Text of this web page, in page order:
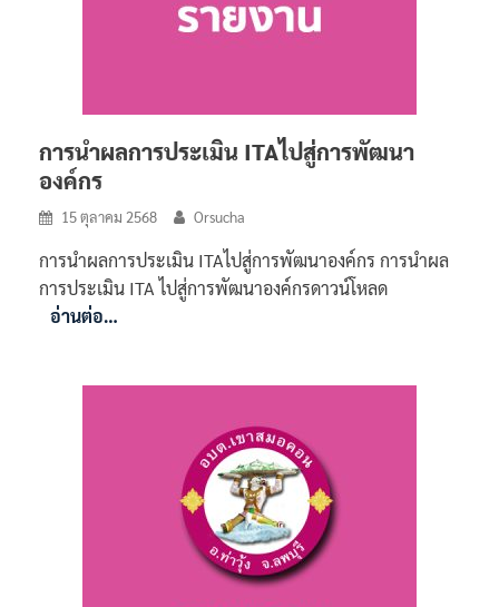
การนำผลการประเมิน ITAไปสู่การพัฒนา
องค์กร
15 ตุลาคม 2568 Orsucha
การนำผลการประเมิน ITAไปสู่การพัฒนาองค์กร การนำผล
การประเมิน ITA ไปสู่การพัฒนาองค์กรดาวน์โหลด
อ่านต่อ…